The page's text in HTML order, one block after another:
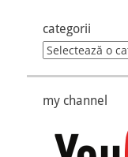
categorii
categorii
my channel